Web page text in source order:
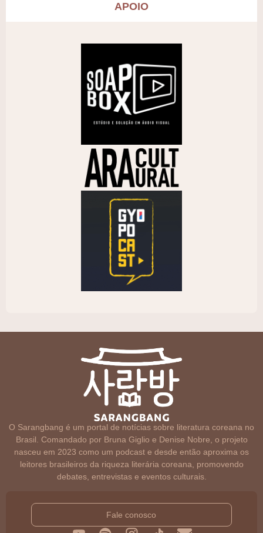
APOIO
O Sarangbang é um portal de notícias sobre literatura coreana no
Brasil. Comandado por Bruna Giglio e Denise Nobre, o projeto
nasceu em 2023 como um podcast e desde então aproxima os
leitores brasileiros da riqueza literária coreana, promovendo
debates, entrevistas e eventos culturais.
Fale conosco